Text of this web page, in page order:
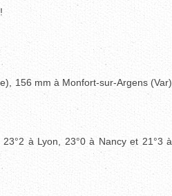
156 mm à Monfort-sur-Argens (Var)
à Lyon, 23°0 à Nancy et 21°3 à